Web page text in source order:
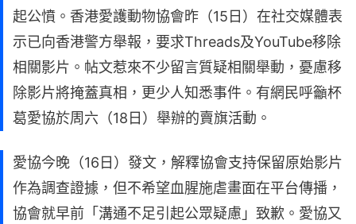
起公憤。香港愛護動物協會昨（15日）在社交媒體表
示已向香港警方舉報，要求Threads及YouTube移除
相關影片。帖文惹來不少留言質疑相關舉動，憂慮移
除影片將掩蓋真相，更少人知悉事件。有網民呼籲杯
葛愛協於周六（18日）舉辦的賣旗活動。
愛協今晚（16日）發文，解釋協會支持保留原始影片
作為調查證據，但不希望血腥施虐畫面在平台傳播，
協會就早前「溝通不足引起公眾疑慮」致歉。愛協又